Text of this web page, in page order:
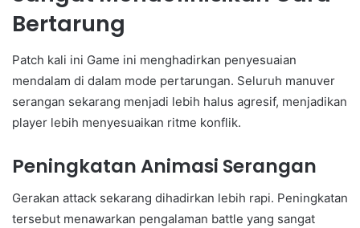
Bertarung
Patch kali ini Game ini menghadirkan penyesuaian
mendalam di dalam mode pertarungan. Seluruh manuver
serangan sekarang menjadi lebih halus agresif, menjadikan
player lebih menyesuaikan ritme konflik.
Peningkatan Animasi Serangan
Gerakan attack sekarang dihadirkan lebih rapi. Peningkatan
tersebut menawarkan pengalaman battle yang sangat